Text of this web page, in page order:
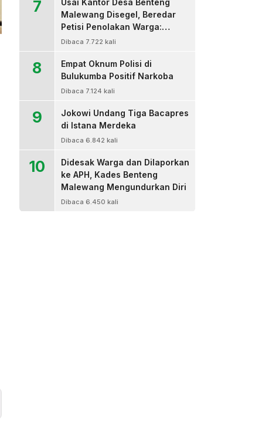
7
Usai Kantor Desa Benteng
Malewang Disegel, Beredar
Petisi Penolakan Warga:
Sekretaris Hingga BPD Turut
Dibaca 7.722 kali
8
Empat Oknum Polisi di
Bulukumba Positif Narkoba
Dibaca 7.124 kali
9
Jokowi Undang Tiga Bacapres
di Istana Merdeka
Dibaca 6.842 kali
10
Didesak Warga dan Dilaporkan
ke APH, Kades Benteng
Malewang Mengundurkan Diri
Dibaca 6.450 kali